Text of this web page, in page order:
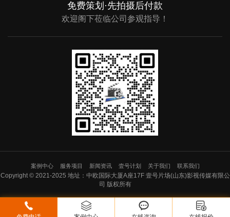
免费策划·先拍摄后付款
欢迎阁下莅临公司参观指导！
案例中心 服务项目 新闻资讯 壹号计划 关于我们 联系我们
Copyright © 2021-2025 地址：中欧国际大厦A座17F 壹号片场(山东)影视传媒有限公
司 版权所有